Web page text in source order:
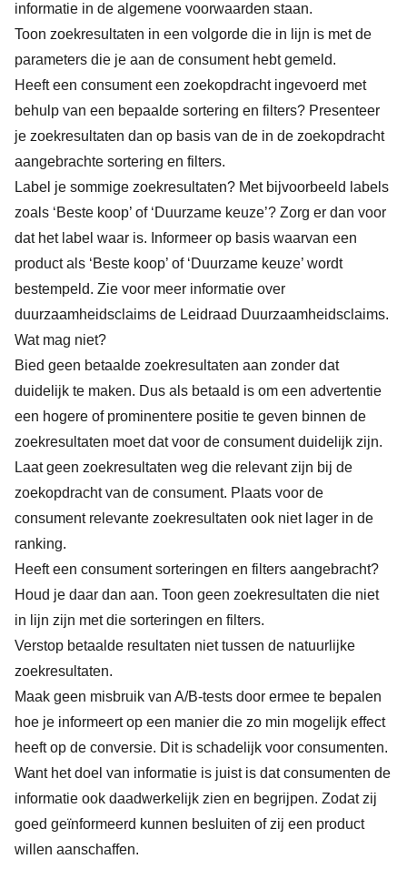
informatie in de algemene voorwaarden staan.
Toon zoekresultaten in een volgorde die in lijn is met de
parameters die je aan de consument hebt gemeld.
Heeft een consument een zoekopdracht ingevoerd met
behulp van een bepaalde sortering en filters? Presenteer
je zoekresultaten dan op basis van de in de zoekopdracht
aangebrachte sortering en filters.
Label je sommige zoekresultaten? Met bijvoorbeeld labels
zoals ‘Beste koop’ of ‘Duurzame keuze’? Zorg er dan voor
dat het label waar is. Informeer op basis waarvan een
product als ‘Beste koop’ of ‘Duurzame keuze’ wordt
bestempeld. Zie voor meer informatie over
duurzaamheidsclaims de Leidraad Duurzaamheidsclaims.
Wat mag niet?
Bied geen betaalde zoekresultaten aan zonder dat
duidelijk te maken. Dus als betaald is om een advertentie
een hogere of prominentere positie te geven binnen de
zoekresultaten moet dat voor de consument duidelijk zijn.
Laat geen zoekresultaten weg die relevant zijn bij de
zoekopdracht van de consument. Plaats voor de
consument relevante zoekresultaten ook niet lager in de
ranking.
Heeft een consument sorteringen en filters aangebracht?
Houd je daar dan aan. Toon geen zoekresultaten die niet
in lijn zijn met die sorteringen en filters.
Verstop betaalde resultaten niet tussen de natuurlijke
zoekresultaten.
Maak geen misbruik van A/B-tests door ermee te bepalen
hoe je informeert op een manier die zo min mogelijk effect
heeft op de conversie. Dit is schadelijk voor consumenten.
Want het doel van informatie is juist is dat consumenten de
informatie ook daadwerkelijk zien en begrijpen. Zodat zij
goed geïnformeerd kunnen besluiten of zij een product
willen aanschaffen.